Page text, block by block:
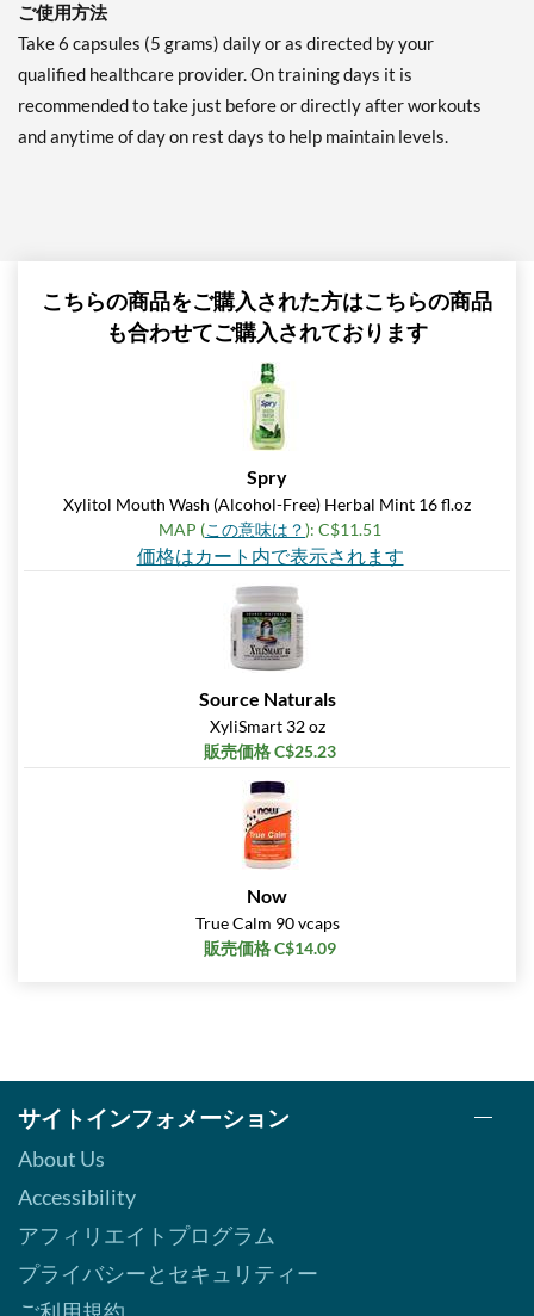
ご使用方法
Take 6 capsules (5 grams) daily or as directed by your
qualified healthcare provider. On training days it is
recommended to take just before or directly after workouts
and anytime of day on rest days to help maintain levels.
こちらの商品をご購入された方はこちらの商品
も合わせてご購入されております
Spry
Xylitol Mouth Wash (Alcohol-Free) Herbal Mint 16 fl.oz
MAP (この意味は？): C$11.51
価格はカート内で表示されます
Source Naturals
XyliSmart 32 oz
販売価格 C$25.23
Now
True Calm 90 vcaps
販売価格 C$14.09
サイトインフォメーション
About Us
Accessibility
アフィリエイトプログラム
プライバシーとセキュリティー